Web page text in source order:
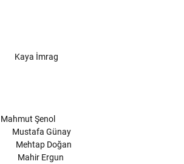
Kaya İmrag
Mahmut Şenol
Mustafa Günay
Mehtap Doğan
Mahir Ergun